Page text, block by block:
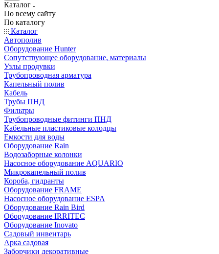
Каталог
По всему сайту
По каталогу
Каталог
Автополив
Оборудование Hunter
Сопутствующее оборудование, материалы
Узлы продувки
Трубопроводная арматура
Капельный полив
Кабель
Трубы ПНД
Фильтры
Трубопроводные фитинги ПНД
Кабельные пластиковые колодцы
Емкости для воды
Оборудование Rain
Водозаборные колонки
Насосное оборудование AQUARIO
Микрокапельный полив
Короба, гидранты
Оборудование FRAME
Насосное оборудование ESPA
Оборудование Rain Bird
Оборудование IRRITEC
Оборудование Inovato
Садовый инвентарь
Арка садовая
Заборчики декоративные